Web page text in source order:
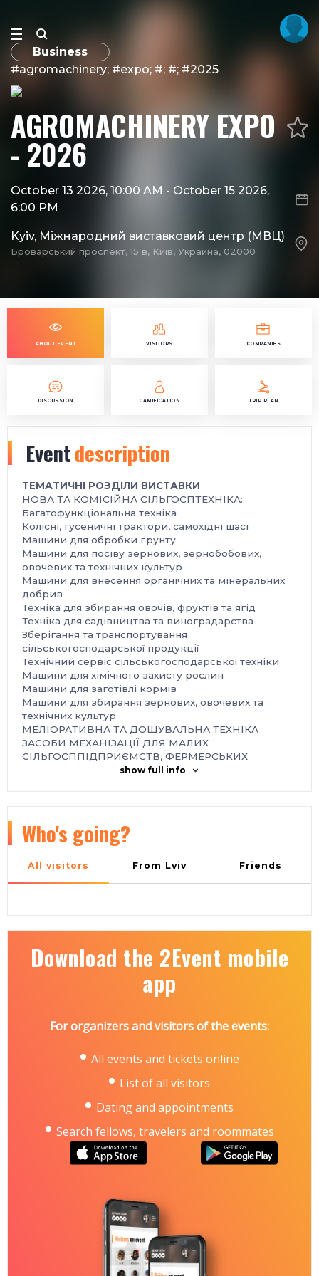
Business
#agromachinery; #expo; #; #; #2025
AGROMACHINERY EXPO
- 2026
October 13 2026, 10:00 AM - October 15 2026,
6:00 PM
Kyiv, Міжнародний виставковий центр (МВЦ)
Броварський проспект, 15 в, Київ, Украина, 02000
ABOUT EVENT VISITORS COMPANIES
DISCUSSION GAMIFICATION TRIP PLAN
Eventdescription
ТЕМАТИЧНІ РОЗДІЛИ ВИСТАВКИ
НОВА ТА КОМІСІЙНА СІЛЬГОСПТЕХНІКА:
Багатофункціональна техніка
Колісні, гусеничні трактори, самохідні шасі
Машини для обробки ґрунту
Машини для посіву зернових, зернобобових,
овочевих та технічних культур
Машини для внесення органічних та мінеральних
добрив
Техніка для збирання овочів, фруктів та ягід
Техніка для садівництва та виноградарства
Зберігання та транспортування
сільськогосподарської продукції
Технічний сервіс сільськогосподарської техніки
Машини для хімічного захисту рослин
Машини для заготівлі кормів
Машини для збирання зернових, овочевих та
технічних культур
МЕЛІОРАТИВНА ТА ДОЩУВАЛЬНА ТЕХНІКА
ЗАСОБИ МЕХАНІЗАЦІЇ ДЛЯ МАЛИХ
СІЛЬГОСППІДПРИЄМСТВ, ФЕРМЕРСЬКИХ
ГОСПОДАРСТВ, ДАЧНИХ ДІЛЯНОК
Сепаратори зерноочисні
Лущильно‑шліфувальні та ін. машини
Міні‑млини
Місце проведення:
Броварський проспект, 15, станція метро
https://www.iec-expo.com.ua/agromach-2026.html
show full info
Who's going?
All visitors From Lviv Friends
Download the 2Event mobile
app
For organizers and visitors of the events:
All events and tickets online
List of all visitors
Dating and appointments
Search fellows, travelers and roommates